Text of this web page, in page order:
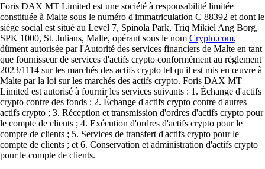
Foris DAX MT Limited est une société à responsabilité limitée
constituée à Malte sous le numéro d'immatriculation C 88392 et dont le
siège social est situé au Level 7, Spinola Park, Triq Mikiel Ang Borg,
SPK 1000, St. Julians, Malte, opérant sous le nom Crypto.com,
dûment autorisée par l'Autorité des services financiers de Malte en tant
que fournisseur de services d'actifs crypto conformément au règlement
2023/1114 sur les marchés des actifs crypto tel qu'il est mis en œuvre à
Malte par la loi sur les marchés des actifs crypto. Foris DAX MT
Limited est autorisé à fournir les services suivants : 1. Échange d'actifs
crypto contre des fonds ; 2. Échange d'actifs crypto contre d'autres
actifs crypto ; 3. Réception et transmission d'ordres d'actifs crypto pour
le compte de clients ; 4. Exécution d'ordres d'actifs crypto pour le
compte de clients ; 5. Services de transfert d'actifs crypto pour le
compte de clients ; et 6. Conservation et administration d'actifs crypto
pour le compte de clients.